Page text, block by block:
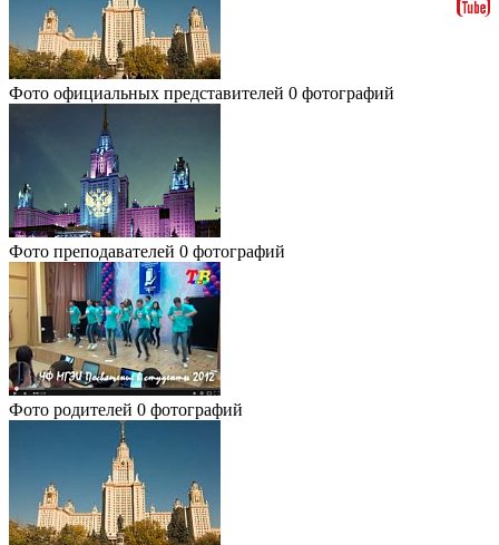
Фото официальных представителей 0 фотографий
Фото преподавателей 0 фотографий
Фото родителей 0 фотографий